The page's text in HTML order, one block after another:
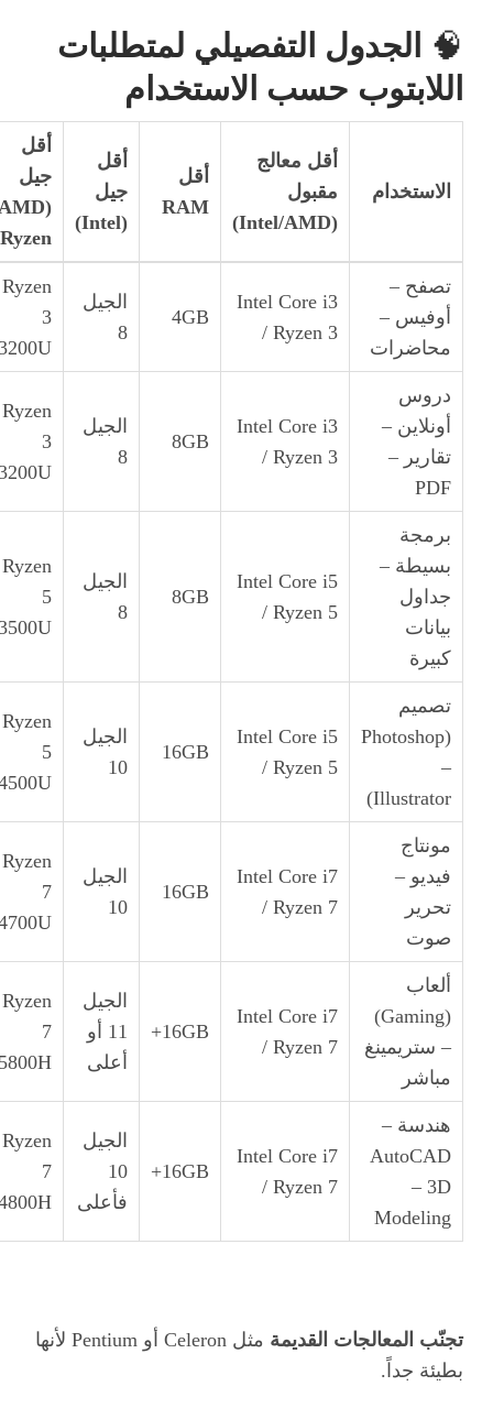
🧠
الجدول التفصيلي لمتطلبات
اللابتوب حسب الاستخدام
الاستخدام
أقل معالج
مقبول
(Intel/AMD)
أقل
RAM
أقل
جيل
(Intel)
أقل
جيل
Ryzen)
تصفح –
أوفيس –
محاضرات
Intel Core i3
/ Ryzen 3
4GB
الجيل
8
Ryzen
3
دروس
أونلاين –
تقارير –
PDF
Intel Core i3
/ Ryzen 3
8GB
الجيل
8
Ryzen
3
برمجة
بسيطة –
جداول
بيانات
كبيرة
Intel Core i5
/ Ryzen 5
8GB
الجيل
8
Ryzen
5
تصميم
(Photoshop
–
Illustrator)
Intel Core i5
/ Ryzen 5
16GB
الجيل
10
Ryzen
5
مونتاج
فيديو –
تحرير
صوت
Intel Core i7
/ Ryzen 7
16GB
الجيل
10
Ryzen
7
ألعاب
(Gaming)
– ستريمينغ
مباشر
Intel Core i7
/ Ryzen 7
16GB+
الجيل
11 أو
أعلى
Ryzen
7
هندسة –
AutoCAD
– 3D
Modeling
Intel Core i7
/ Ryzen 7
16GB+
الجيل
10
فأعلى
Ryzen
7
تجنّب المعالجات القديمة
مثل Celeron أو Pentium لأنها
بطيئة جداً.